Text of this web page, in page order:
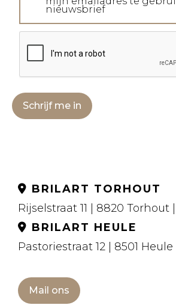
nieuwsbrief
Schrijf me in
BRILART TORHOUT
Rijselstraat 11 | 8820 Torhout
BRILART HEULE
Pastoriestraat 12 | 8501
Mail ons